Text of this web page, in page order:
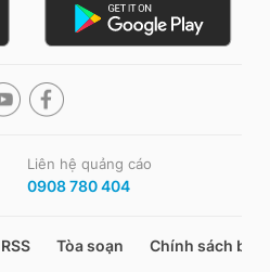
Liên hệ quảng cáo
0908 780 404
RSS Tòa soạn Chính sách bảo